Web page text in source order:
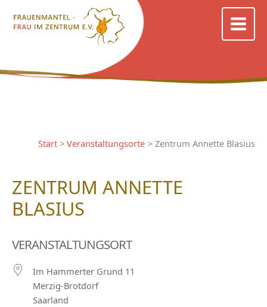
Inhalt
Start Veranstaltungsorte Zentrum Annette Blasius
ZENTRUM ANNETTE
BLASIUS
VERANSTALTUNGSORT
Im Hammerter Grund 11
Merzig-Brotdorf
Saarland